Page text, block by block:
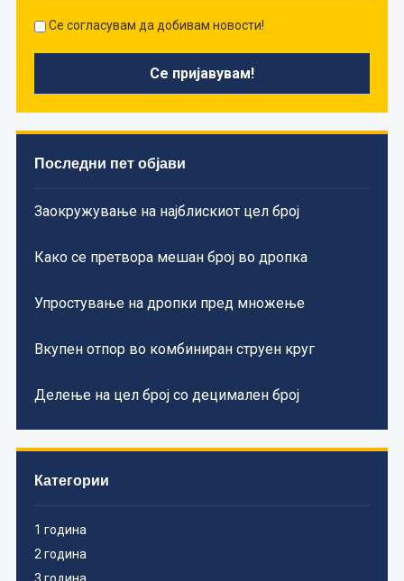
Се согласувам да добивам новости!
Последни пет објави
Заокружување на најблискиот цел број
Како се претвора мешан број во дропка
Упростување на дропки пред множење
Вкупен отпор во комбиниран струен круг
Делење на цел број со децимален број
Категории
1 година
2 година